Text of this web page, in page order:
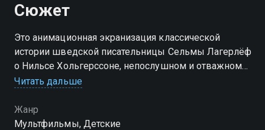
Сюжет
Это анимационная экранизация классической
истории шведской писательницы Сельмы Лагерлёф
о Нильсе Хольгерссоне, непослушном и отважном
мальчике, который превратился в маленького
стаей диких гусей.
Читать дальше
Жанр
Мультфильмы, Детские